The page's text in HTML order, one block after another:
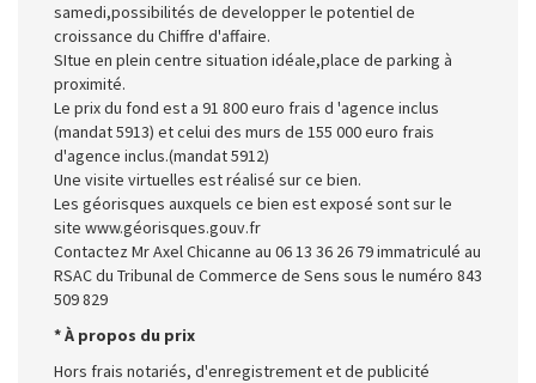
samedi,possibilités de developper le potentiel de
croissance du Chiffre d'affaire.
SItue en plein centre situation idéale,place de parking à
proximité.
Le prix du fond est a 91 800 euro frais d 'agence inclus
(mandat 5913) et celui des murs de 155 000 euro frais
d'agence inclus.(mandat 5912)
Une visite virtuelles est réalisé sur ce bien.
Les géorisques auxquels ce bien est exposé sont sur le
site www.géorisques.gouv.fr
Contactez Mr Axel Chicanne au 06 13 36 26 79 immatriculé au
RSAC du Tribunal de Commerce de Sens sous le numéro 843
509 829
* À propos du prix
Hors frais notariés, d'enregistrement et de publicité